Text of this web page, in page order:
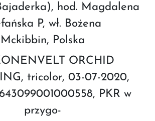
hod. Magdalena
P, wł. Bożena
Mckibbin, Polska
ORCHID
tricolor, 03-07-2020,
PKR w
przygo-